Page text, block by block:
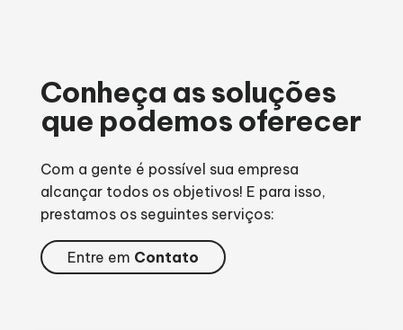
Conheça as soluções
que podemos oferecer
Com a gente é possível sua empresa
alcançar todos os objetivos! E para isso,
prestamos os seguintes serviços:
Entre em Contato